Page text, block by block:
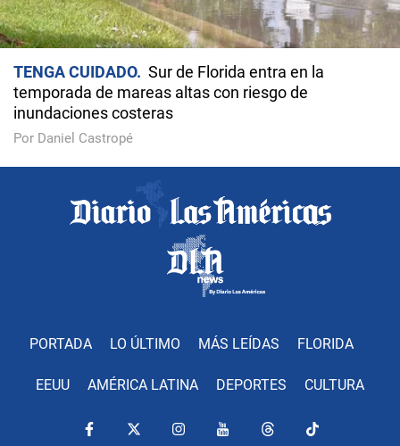
TENGA CUIDADO
Sur de Florida entra en la
temporada de mareas altas con riesgo de
inundaciones costeras
Por Daniel Castropé
PORTADA LO ÚLTIMO MÁS LEÍDAS FLORIDA
EEUU AMÉRICA LATINA DEPORTES CULTURA